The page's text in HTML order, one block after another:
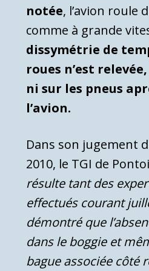
notée, l’avion roule
comme à grande
dissymétrie de
roues n’est
ni sur les pneus
l’avion.
Dans son jugement
2010, le TGI de
résulte tant des
effectués courant
démontré que
dans le boggie et
bague associée côté